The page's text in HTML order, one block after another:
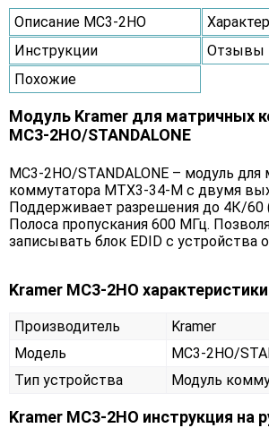
Описание MC3-2HO
Инструкции
Отзывы
Похожие
Модуль Kramer для матричных
MC3-2HO/STANDALONE
MC3-2HO/STANDALONE – модуль для
коммутатора MTX3-34-M c двумя
Поддерживает разрешения до 4К/60
Полоса пропускания 600 МГц.
записывать блок EDID с устройства
Kramer MC3-2HO
Производитель
Kramer
Модель
MC3-2HO/
Тип устройства
Модуль
Kramer MC3-2HO инструкция на